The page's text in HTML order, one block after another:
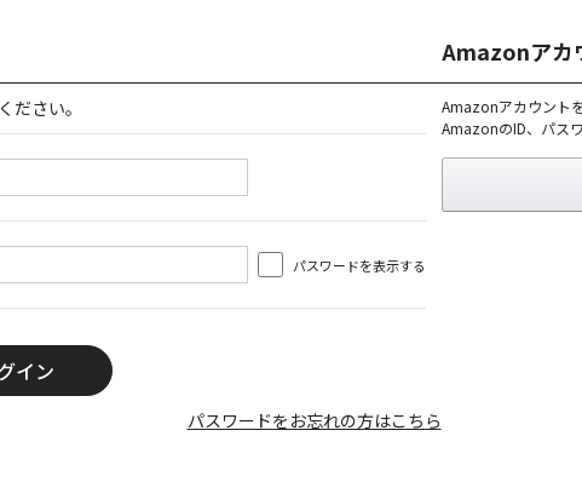
ださい。
パスワードを表示する
パスワードをお忘れの方はこちら
Amazonアカ
Amazonアカウント
AmazonのID、パス